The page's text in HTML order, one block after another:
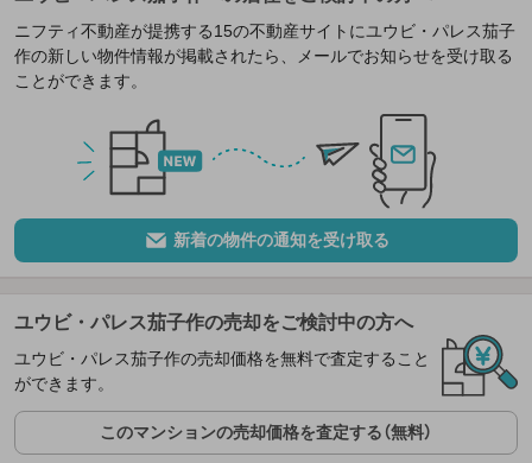
ニフティ不動産が提携する15の不動産サイトにユウビ・パレス茄子
作の新しい物件情報が掲載されたら、メールでお知らせを受け取る
ことができます。
新着の物件の通知を受け取る
ユウビ・パレス茄子作の売却をご検討中の方へ
ユウビ・パレス茄子作の売却価格を無料で査定すること
ができます。
このマンションの売却価格を査定する（無料）